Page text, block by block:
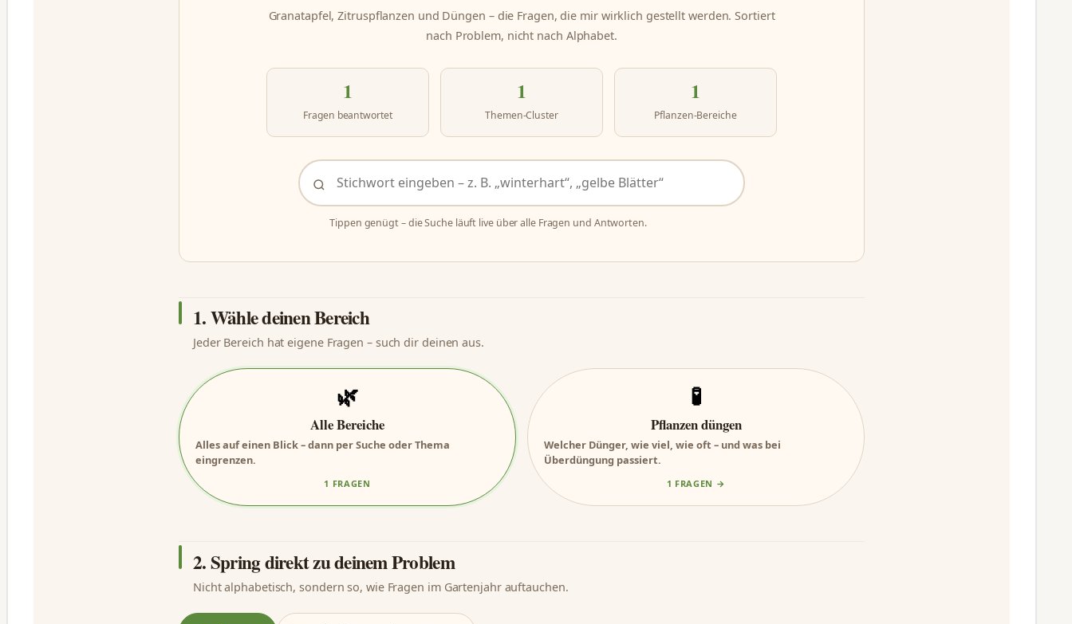
Granatapfel, Zitruspflanzen und Düngen – die Fragen, die mir wirklich gestellt werden. Sortiert
nach Problem, nicht nach Alphabet.
1
Fragen beantwortet
1
Themen-Cluster
1
Pflanzen-Bereiche
Tippen genügt – die Suche läuft live über alle Fragen und Antworten.
1. Wähle deinen Bereich
Jeder Bereich hat eigene Fragen – such dir deinen aus.
🌿
Alle Bereiche
Alles auf einen Blick – dann per Suche oder Thema
eingrenzen.
1 FRAGEN
🧪
Pflanzen düngen
Welcher Dünger, wie viel, wie oft – und was bei
Überdüngung passiert.
1 FRAGEN →
2. Spring direkt zu deinem Problem
Nicht alphabetisch, sondern so, wie Fragen im Gartenjahr auftauchen.